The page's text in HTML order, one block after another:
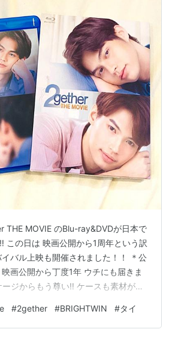
THE MOVIE のBlu-ray&DVDが日本で
この日は 映画公開から1周年という訳
バル上映も開催されました！！ ＊公
画公開から丁度1年 ウチにも届きま
ジからもう尊い‼︎ ケースも素材がと
綺麗だし 勿論、2人も綺麗... Blu-ray
ます＊ どこを切り取っても 「綺麗」
#2gether #BRIGHTWIN #タイ